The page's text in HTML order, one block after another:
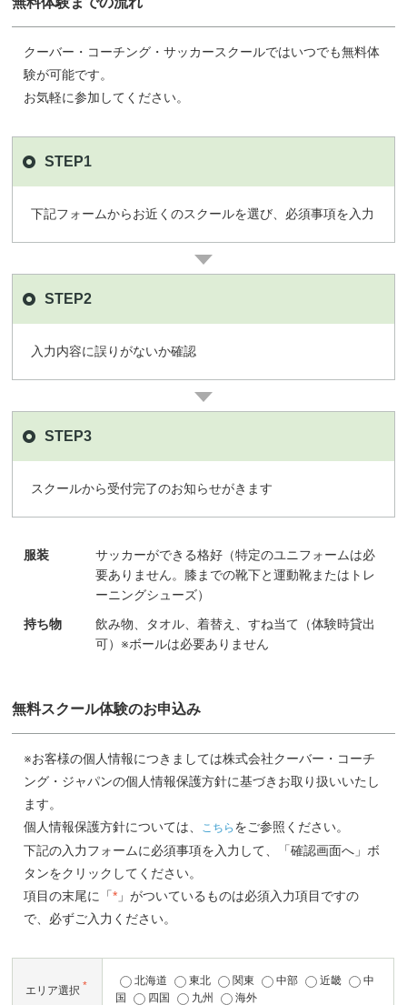
クーバー・コーチング・サッカースクールではいつでも無料体
験が可能です。
お気軽に参加してください。
STEP1
下記フォームからお近くのスクールを選び、必須事項を入力
STEP2
入力内容に誤りがないか確認
STEP3
スクールから受付完了のお知らせがきます
服装
サッカーができる格好（特定のユニフォームは必
要ありません。膝までの靴下と運動靴またはトレ
ーニングシューズ）
持ち物
飲み物、タオル、着替え、すね当て（体験時貸出
可）※ボールは必要ありません
無料スクール体験のお申込み
※お客様の個人情報につきましては株式会社クーバー・コーチ
ング・ジャパンの個人情報保護方針に基づきお取り扱いいたし
ます。
個人情報保護方針については、
こちら をご参照ください。
下記の入力フォームに必須事項を入力して、「確認画面へ」ボ
タンをクリックしてください。
項目の末尾に「* 」がついているものは必須入力項目ですの
で、必ずご入力ください。
エリア選択 * 北海道 東北 関東 中部 近畿
中
国
四国 九州 海外